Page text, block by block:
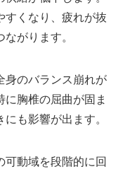
すくなり、疲れが抜
がります。
身のバランス崩れが
に胸椎の屈曲が固ま
も影響が出ます。
可動域を段階的に回